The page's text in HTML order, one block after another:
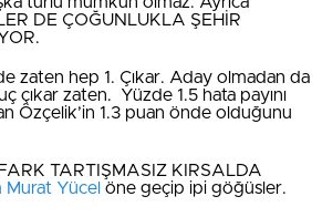
DE ÇOĞUNLUKLA ŞEHİR
zaten hep 1. Çıkar. Aday olmadan da
çıkar zaten. Yüzde 1.5 hata payını
Özçelik’in 1.3 puan önde olduğunu
TARTIŞMASIZ KIRSALDA
Murat Yücel öne geçip ipi göğüsler.